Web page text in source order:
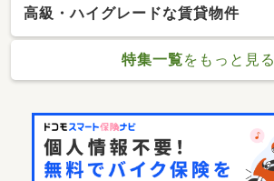
高級・ハイグレードな賃貸物件
特集一覧をもっと見る